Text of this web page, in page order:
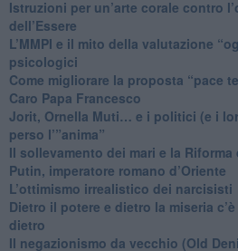
Istruzioni per un’arte corale contro
dell’Essere
​L’MMPI e il mito della valutazione
psicologici
Come migliorare la proposta “pace
Caro Papa Francesco
​Jorit, Ornella Muti… e i politici (e i
perso l’”anima”
​Il sollevamento dei mari e la Riforma
Putin, imperatore romano d’Oriente
​L’ottimismo irrealistico dei narcisisti
​Dietro il potere e dietro la miseria
dietro
Il negazionismo da vecchio (Old